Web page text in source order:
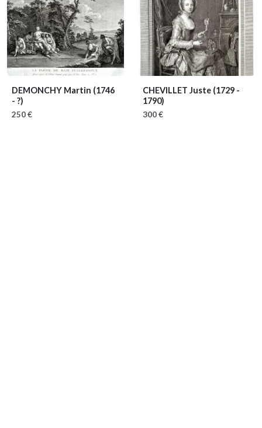
DEMONCHY Martin (1746
- ?)
250 €
CHEVILLET Juste (1729 -
1790)
300 €